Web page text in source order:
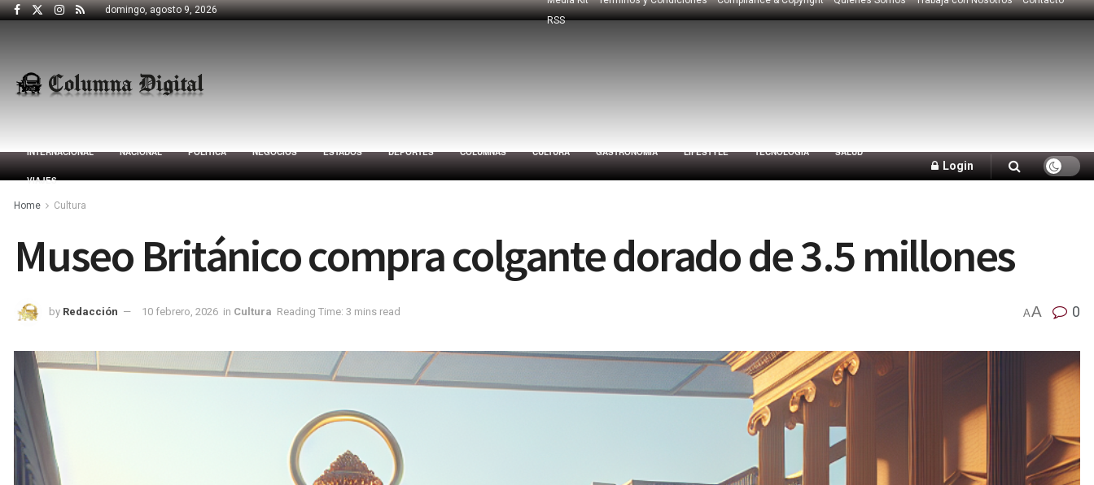
domingo, agosto 9, 2026
RSS
INTERNACIONAL NACIONAL POLÍTICA NEGOCIOS ESTADOS DEPORTES COLUMNAS CULTURA GASTRONOMÍA LIFESTYLE TECNOLOGÍA SALUD
VIAJES
Login
Home Cultura
Museo Británico compra colgante dorado de 3.5 millones
by Redacción 10 febrero, 2026 in Cultura Reading Time: 3 mins read AA 0